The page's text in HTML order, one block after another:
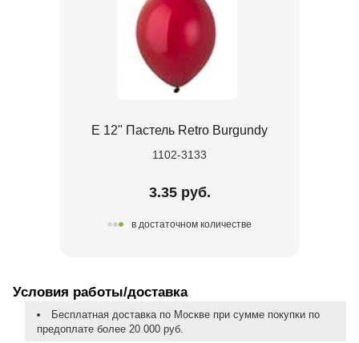
Е 12" Пастель Retro Burgundy
1102-3133
3.35 руб.
в достаточном количестве
Условия работы/доставка
Бесплатная доставка по Москве при сумме покупки по
предоплате более 20 000 руб.